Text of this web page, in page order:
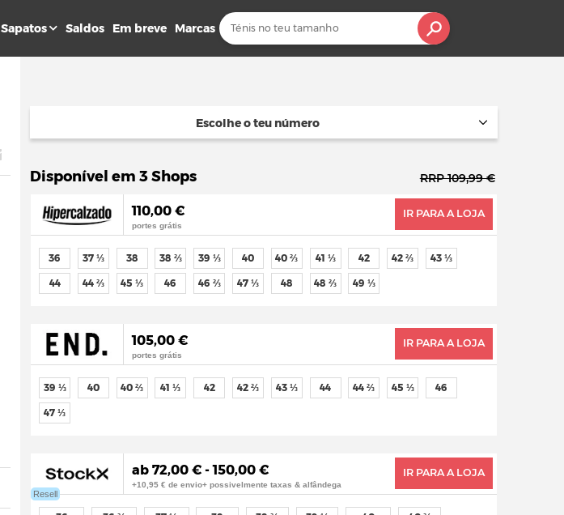
Sapatos Saldos Em breve Marcas
Escolhe o teu número
Disponível em 3 Shops RRP 109,99 €
110,00 €
portes grátis
IR PARA A LOJA
36 37 ⅓ 38 38 ⅔ 39 ⅓ 40 40 ⅔ 41 ⅓ 42 42 ⅔ 43 ⅓
44 44 ⅔ 45 ⅓ 46 46 ⅔ 47 ⅓ 48 48 ⅔ 49 ⅓
105,00 €
portes grátis
IR PARA A LOJA
39 ⅓ 40 40 ⅔ 41 ⅓ 42 42 ⅔ 43 ⅓ 44 44 ⅔ 45 ⅓ 46
47 ⅓
Resell
ab 72,00 € - 150,00 €
+10,95 € de envio+ possivelmente taxas & alfândega
IR PARA A LOJA